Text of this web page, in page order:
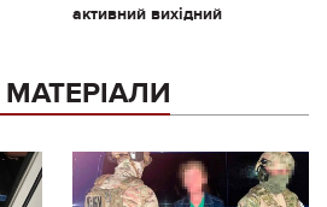
активний вихідний